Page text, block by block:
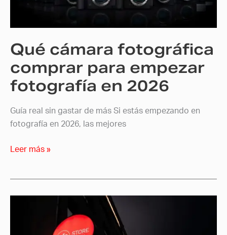
Qué cámara fotográfica
comprar para empezar
fotografía en 2026
Guía real sin gastar de más Si estás empezando en
fotografía en 2026, las mejores
empezar
2026
Leer más »